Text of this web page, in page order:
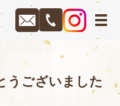
メ
うございました